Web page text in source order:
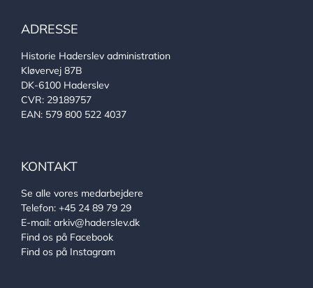
ADRESSE
Historie Haderslev administration
Kløvervej 87B
DK-6100 Haderslev
CVR: 29189757
EAN: 579 800 522 4037
KONTAKT
Se alle vores medarbejdere
Telefon: +45 24 89 79 29
E-mail: arkiv@haderslev.dk
Find os på Facebook
Find os på Instagram